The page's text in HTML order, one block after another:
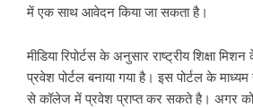
में एक साथ आवेदन किया जा सकता है।
मीडिया रिपोर्टस के अनुसार राष्ट्रीय शिक्षा
प्रवेश पोर्टल बनाया गया है। इस पोर्टल के
से कॉलेज में प्रवेश प्राप्त कर सकते है। अगर